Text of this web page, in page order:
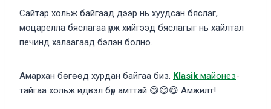
Сайтар хольж байгаад дээр нь хуудсан бяслаг,
моцарелла бяслагаа үрж хийгээд бяслагыг нь хайлтал
печинд халаагаад бэлэн болно.
Амархан бөгөөд хурдан байгаа биз. Klasik майонез-
тайгаа хольж идвэл бүр амттай 😋😋😋 Амжилт!